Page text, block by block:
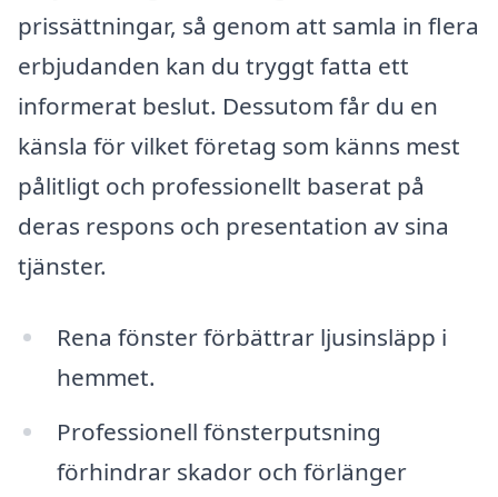
prissättningar, så genom att samla in flera
erbjudanden kan du tryggt fatta ett
informerat beslut. Dessutom får du en
känsla för vilket företag som känns mest
pålitligt och professionellt baserat på
deras respons och presentation av sina
tjänster.
Rena fönster förbättrar ljusinsläpp i
hemmet.
Professionell fönsterputsning
förhindrar skador och förlänger